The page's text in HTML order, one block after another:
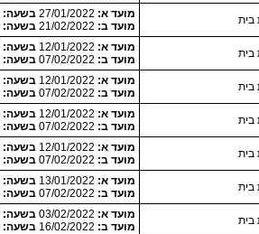
בית מועד א: 27/01/2022 בשעה:
מועד ב: 21/02/2022 בשעה:
בית מועד א: 12/01/2022 בשעה:
מועד ב: 07/02/2022 בשעה:
בית מועד א: 12/01/2022 בשעה:
מועד ב: 07/02/2022 בשעה:
בית מועד א: 12/01/2022 בשעה:
מועד ב: 07/02/2022 בשעה:
בית מועד א: 12/01/2022 בשעה:
מועד ב: 07/02/2022 בשעה:
בית מועד א: 13/01/2022 בשעה:
מועד ב: 07/02/2022 בשעה:
בית מועד א: 03/02/2022 בשעה:
מועד ב: 16/02/2022 בשעה: